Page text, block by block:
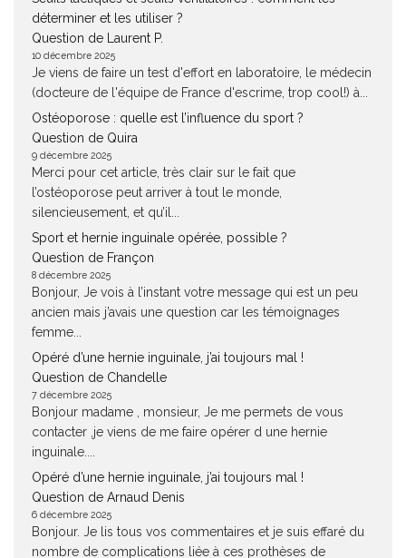
déterminer et les utiliser ?
Question de Laurent P.
10 décembre 2025
Je viens de faire un test d'effort en laboratoire, le médecin
(docteure de l'équipe de France d'escrime, trop cool!) à...
Ostéoporose : quelle est l’influence du sport ?
Question de Quira
9 décembre 2025
Merci pour cet article, très clair sur le fait que
l’ostéoporose peut arriver à tout le monde,
silencieusement, et qu’il...
Sport et hernie inguinale opérée, possible ?
Question de Françon
8 décembre 2025
Bonjour, Je vois à l’instant votre message qui est un peu
ancien mais j’avais une question car les témoignages
femme...
Opéré d’une hernie inguinale, j’ai toujours mal !
Question de Chandelle
7 décembre 2025
Bonjour madame , monsieur, Je me permets de vous
contacter ,je viens de me faire opérer d une hernie
inguinale....
Opéré d’une hernie inguinale, j’ai toujours mal !
Question de Arnaud Denis
6 décembre 2025
Bonjour. Je lis tous vos commentaires et je suis effaré du
nombre de complications liée à ces prothèses de